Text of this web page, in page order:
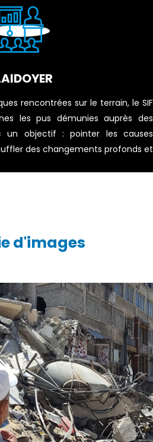
rencontrées sur le terrain, le SIF
les pus démunies auprès des
un objectif : pointer les causes
des changements profonds et
d'images